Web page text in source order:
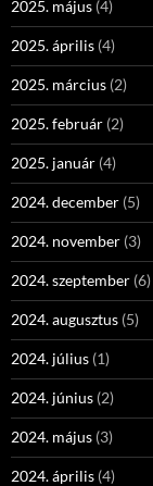
2025. május (4)
2025. április (4)
2025. március (2)
2025. február (2)
2025. január (4)
2024. december (5)
2024. november (3)
2024. szeptember (6)
2024. augusztus (5)
2024. július (1)
2024. június (2)
2024. május (3)
2024. április (4)